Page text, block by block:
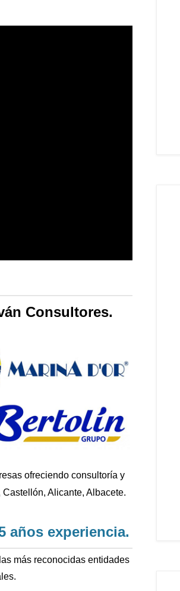
Consultores.
ofreciendo consultoría y
Alicante, Albacete.
años experiencia.
más reconocidas entidades